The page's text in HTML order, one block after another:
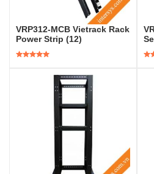
VRP312-MCB Vietrack Rack
Power Strip (12)
5